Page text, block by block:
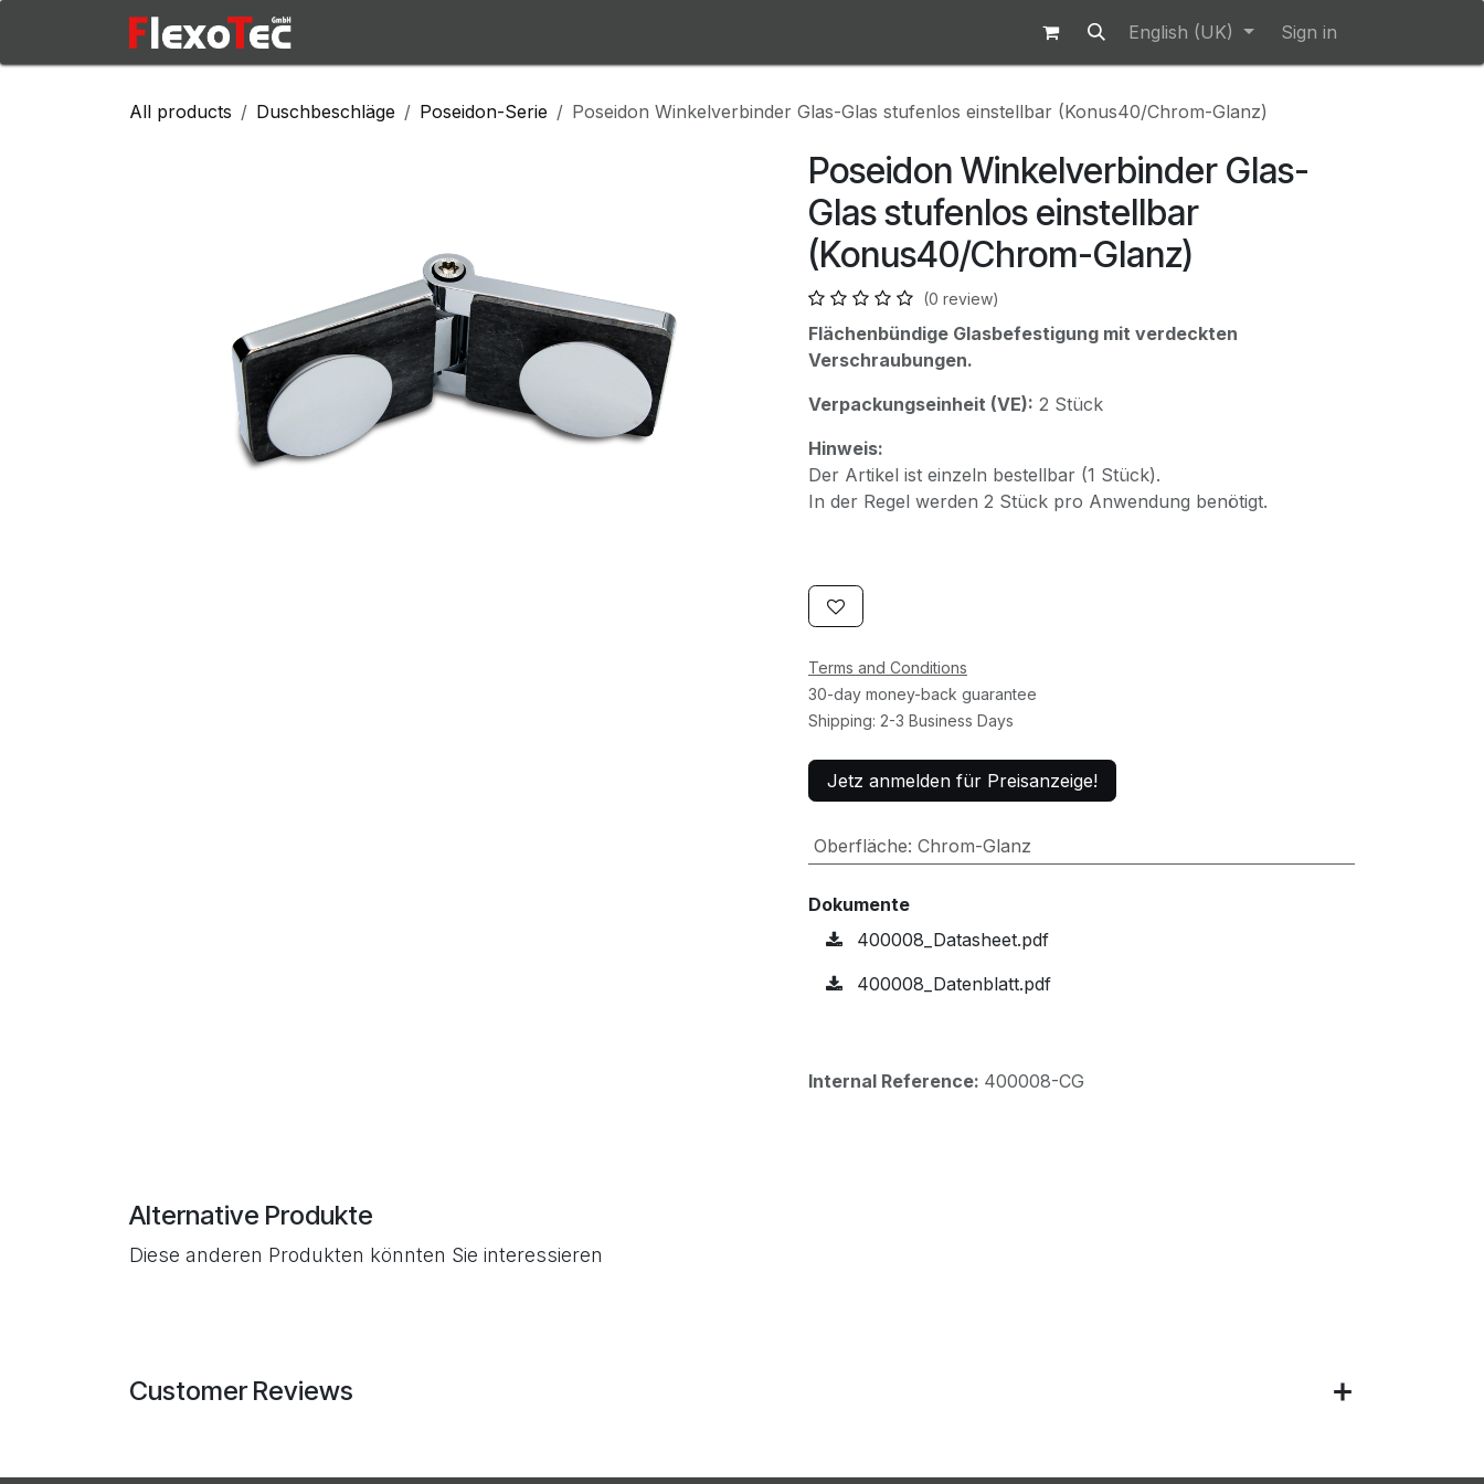
English (UK) Sign in
All products Duschbeschläge Poseidon-Serie Poseidon Winkelverbinder Glas-Glas stufenlos einstellbar (Konus40/Chrom-Glanz)
Poseidon Winkelverbinder Glas-
Glas stufenlos einstellbar
(Konus40/Chrom-Glanz)
(0 review)
Flächenbündige Glasbefestigung mit verdeckten
Verschraubungen.
Verpackungseinheit (VE): 2 Stück
Hinweis:
Der Artikel ist einzeln bestellbar (1 Stück).
In der Regel werden 2 Stück pro Anwendung benötigt.
Terms and Conditions
30-day money-back guarantee
Shipping: 2-3 Business Days
Jetz anmelden für Preisanzeige!
Oberfläche: Chrom-Glanz
Dokumente
400008_Datasheet.pdf
400008_Datenblatt.pdf
Internal Reference: 400008-CG
Alternative Produkte
Diese anderen Produkten könnten Sie interessieren
Customer Reviews